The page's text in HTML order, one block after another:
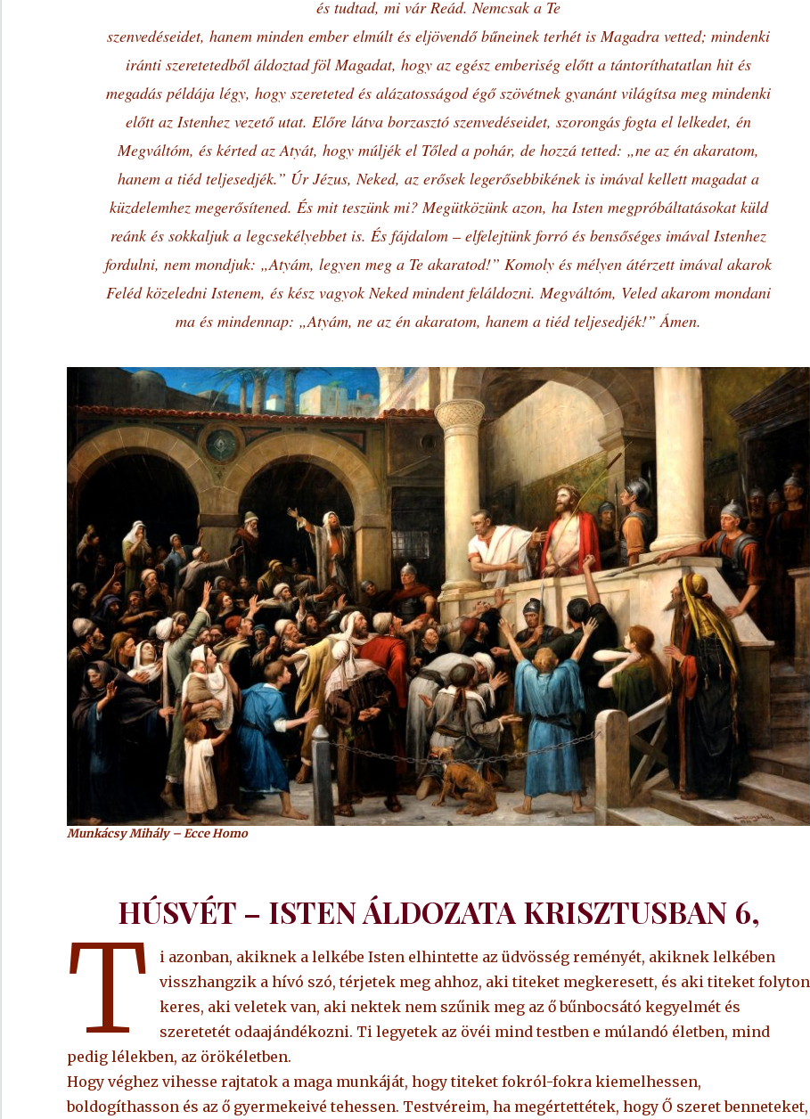
és tudtad, mi vár Reád. Nemcsak a Te
szenvedéseidet, hanem minden ember elmúlt és eljövendő bűneinek terhét is Magadra vetted; mindenki
iránti szeretetedből áldoztad föl Magadat, hogy az egész emberiség előtt a tántoríthatatlan hit és
megadás példája légy, hogy szereteted és alázatosságod égő szövétnek gyanánt világítsa meg mindenki
előtt az Istenhez vezető utat. Előre látva borzasztó szenvedéseidet, szorongás fogta el lelkedet, én
Megváltóm, és kérted az Atyát, hogy múljék el Tőled a pohár, de hozzá tetted: „ne az én akaratom,
hanem a tiéd teljesedjék.” Úr Jézus, Neked, az erősek legerősebbikének is imával kellett magadat a
küzdelemhez megerősítened. És mit teszünk mi? Megütközünk azon, ha Isten megpróbáltatásokat küld
reánk és sokkaljuk a legcsekélyebbet is. És fájdalom – elfelejtünk forró és bensőséges imával Istenhez
fordulni, nem mondjuk: „Atyám, legyen meg a Te akaratod!” Komoly és mélyen átérzett imával akarok
Feléd közeledni Istenem, és kész vagyok Neked mindent feláldozni. Megváltóm, Veled akarom mondani
ma és mindennap: „Atyám, ne az én akaratom, hanem a tiéd teljesedjék!” Ámen.
Munkácsy Mihály – Ecce Homo
HÚSVÉT – ISTEN ÁLDOZATA KRISZTUSBAN 6,
T
i azonban, akiknek a lelkébe Isten elhintette az üdvösség reményét, akiknek lelkében
visszhangzik a hívó szó, térjetek meg ahhoz, aki titeket megkeresett, és aki titeket folyton
keres, aki veletek van, aki nektek nem szűnik meg az ő bűnbocsátó kegyelmét és
szeretetét odaajándékozni. Ti legyetek az övéi mind testben e múlandó életben, mind
pedig lélekben, az örökéletben.
Hogy véghez vihesse rajtatok a maga munkáját, hogy titeket fokról-fokra kiemelhessen,
boldogíthasson és az ő gyermekeivé tehessen. Testvéreim, ha megértettétek, hogy Ő szeret benneteket,